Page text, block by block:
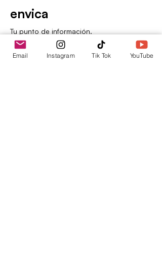
envica
Tu punto de información.
Email Instagram Tik Tok YouTube